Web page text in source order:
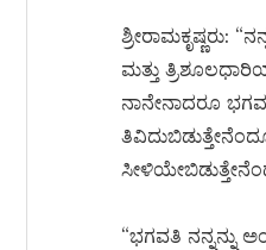
ಮತ್ತು
ನಾನೇನಾದರೂ
“ಭಗವತಿ ನನ್ನನ್ನು